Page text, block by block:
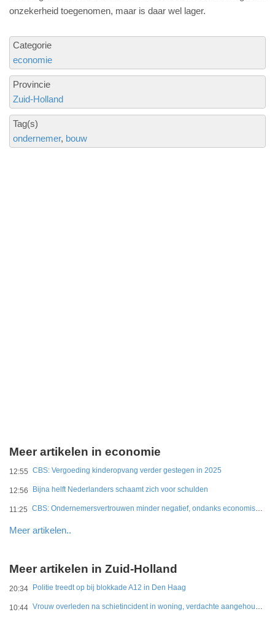
onzekerheid toegenomen, maar is daar wel lager.
Categorie
economie
Provincie
Zuid-Holland
Tag(s)
ondernemer bouw
Meer artikelen in economie
12:55 CBS: Vergoeding kinderopvang verder gestegen in 2025
12:56 Bijna helft Nederlanders schaamt zich voor schulden
11:25 CBS: Ondernemersvertrouwen minder negatief, ondanks economische onzekerheid
Meer artikelen..
Meer artikelen in Zuid-Holland
20:34 Politie treedt op bij blokkade A12 in Den Haag
10:44 Vrouw overleden na schietincident in woning, verdachte aangehouden